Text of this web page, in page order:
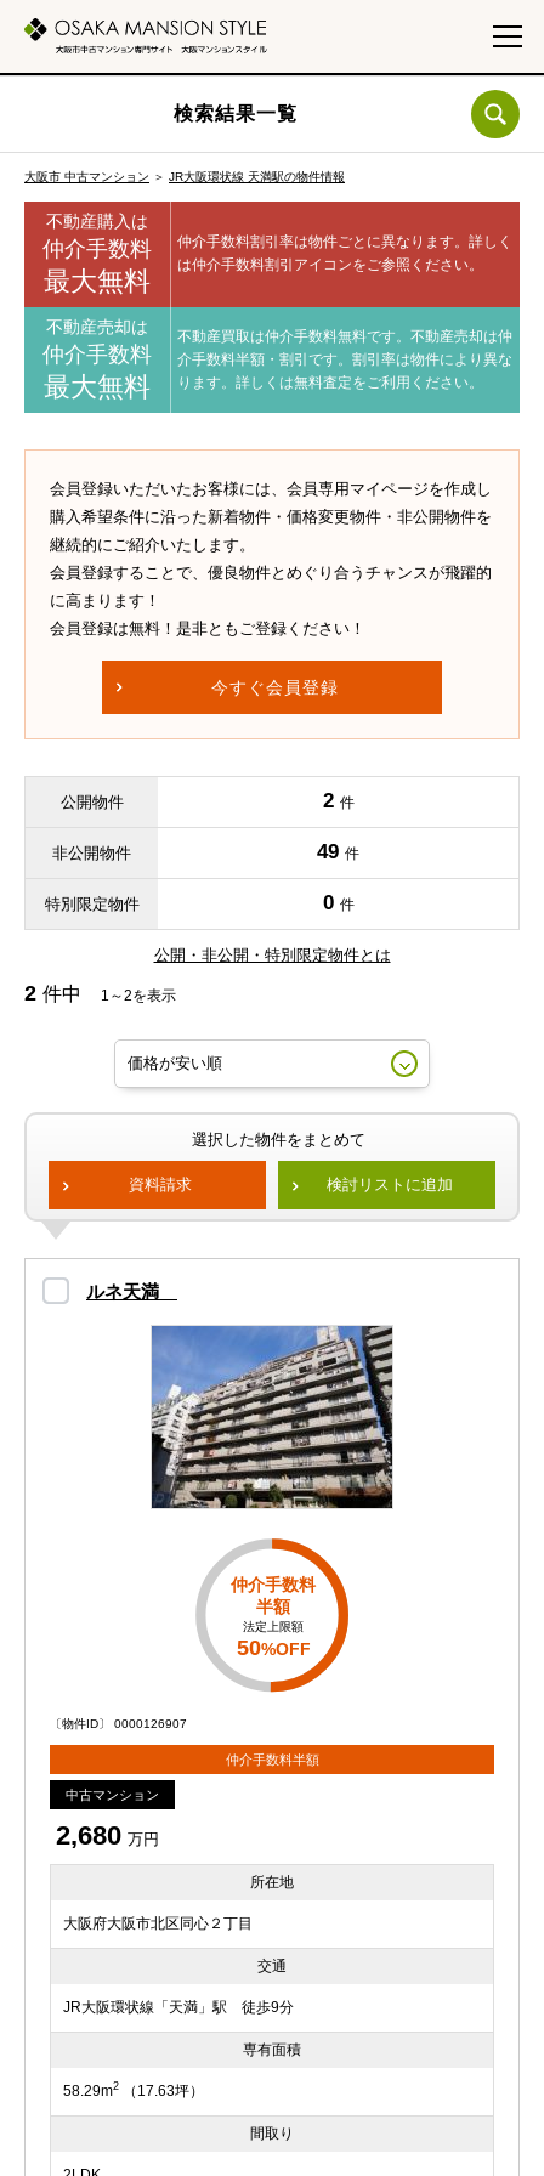
検索結果一覧
大阪市 中古マンション ＞ JR大阪環状線 天満駅の物件情報
不動産購入は
仲介手数料
最大無料
仲介手数料割引率は物件ごとに異なります。 詳しく
は仲介手数料割引アイコンをご参照ください。
不動産売却は
仲介手数料
最大無料
不動産買取は仲介手数料無料です。 不動産売却は仲
介手数料半額・割引です。 割引率は物件により異な
ります。 詳しくは無料査定をご利用ください。
会員登録いただいたお客様には、会員専用マイページを作成し
購入希望条件に沿った新着物件・価格変更物件・非公開物件を
継続的にご紹介いたします。
会員登録することで、優良物件とめぐり合うチャンスが飛躍的
に高まります！
会員登録は無料！是非ともご登録ください！
今すぐ会員登録
公開物件 2 件
非公開物件 49 件
特別限定物件 0 件
公開・非公開・特別限定物件とは
2 件中 1～2を表示
選択した物件をまとめて
資料請求 検討リストに追加
ルネ天満
仲介手数料
半額
法定上限額
50%OFF
〔物件ID〕 0000126907
仲介手数料半額
中古マンション
2,680 万円
所在地
大阪府大阪市北区同心２丁目
交通
JR大阪環状線「天満」駅 徒歩9分
専有面積
58.29m2 （17.63坪）
間取り